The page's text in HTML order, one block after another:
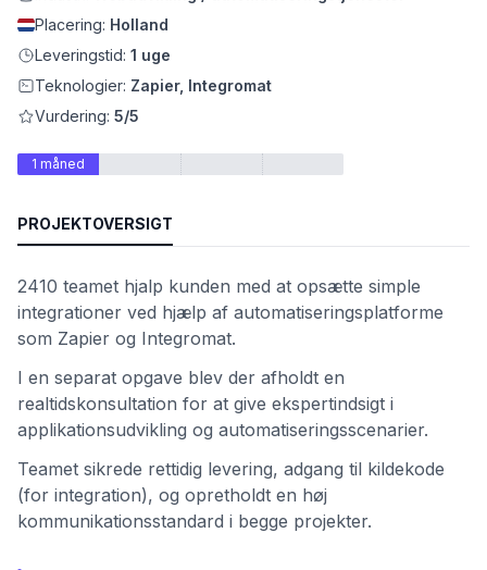
Placering: Holland
Leveringstid: 1 uge
Teknologier: Zapier, Integromat
Vurdering: 5/5
1 måned
PROJEKTOVERSIGT
2410 teamet hjalp kunden med at opsætte simple
integrationer ved hjælp af automatiseringsplatforme
som Zapier og Integromat.
I en separat opgave blev der afholdt en
realtidskonsultation for at give ekspertindsigt i
applikationsudvikling og automatiseringsscenarier.
Teamet sikrede rettidig levering, adgang til kildekode
(for integration), og opretholdt en høj
kommunikationsstandard i begge projekter.